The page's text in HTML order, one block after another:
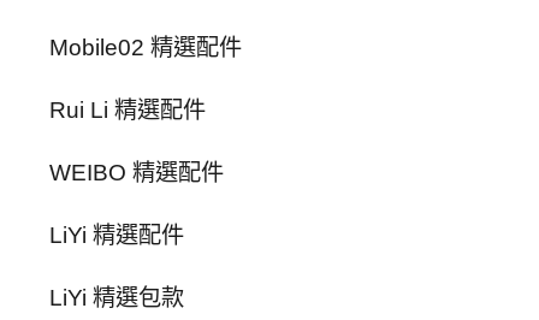
Mobile02 精選配件
Rui Li 精選配件
WEIBO 精選配件
LiYi 精選配件
LiYi 精選包款